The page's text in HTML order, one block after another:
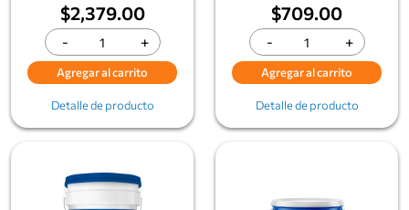
$2,379.00
- +
Agregar al carrito
Detalle de producto
$709.00
- +
Agregar al carrito
Detalle de producto